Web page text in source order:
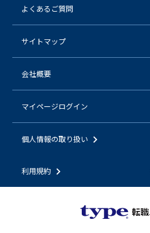
よくあるご質問
サイトマップ
会社概要
マイページログイン
個人情報の取り扱い
利用規約